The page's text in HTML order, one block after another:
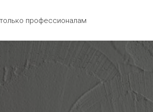
профессионалам